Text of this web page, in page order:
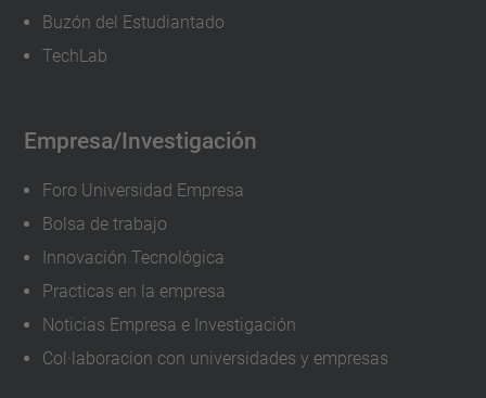
Buzón del Estudiantado
TechLab
Empresa/Investigación
Foro Universidad Empresa
Bolsa de trabajo
Innovación Tecnológica
Practicas en la empresa
Noticias Empresa e Investigación
Col·laboracion con universidades y empresas